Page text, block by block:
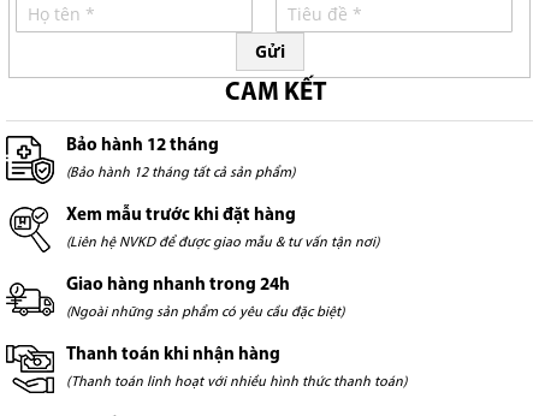
Gửi
CAM KẾT
Bảo hành 12 tháng
(Bảo hành 12 tháng tất cả sản phẩm)
Xem mẫu trước khi đặt hàng
(Liên hệ NVKD để được giao mẫu & tư vấn tận nơi)
Giao hàng nhanh trong 24h
(Ngoài những sản phẩm có yêu cầu đặc biệt)
Thanh toán khi nhận hàng
(Thanh toán linh hoạt với nhiều hình thức thanh toán)